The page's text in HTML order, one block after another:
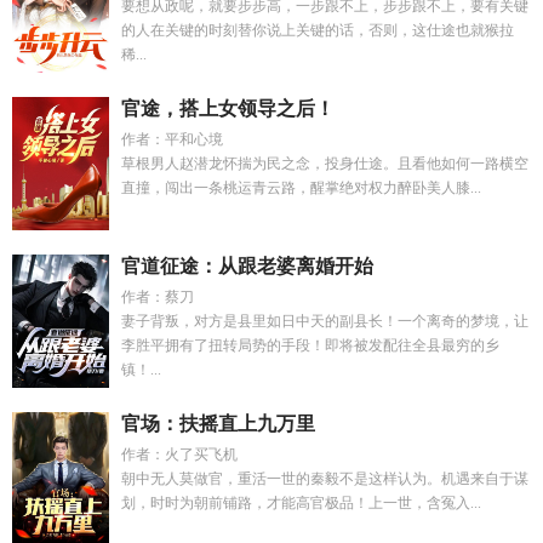
要想从政呢，就要步步高，一步跟不上，步步跟不上，要有关键
的人在关键的时刻替你说上关键的话，否则，这仕途也就猴拉
稀...
官途，搭上女领导之后！
作者：平和心境
草根男人赵潜龙怀揣为民之念，投身仕途。且看他如何一路横空
直撞，闯出一条桃运青云路，醒掌绝对权力醉卧美人膝...
官道征途：从跟老婆离婚开始
作者：蔡刀
妻子背叛，对方是县里如日中天的副县长！一个离奇的梦境，让
李胜平拥有了扭转局势的手段！即将被发配往全县最穷的乡
镇！...
官场：扶摇直上九万里
作者：火了买飞机
朝中无人莫做官，重活一世的秦毅不是这样认为。机遇来自于谋
划，时时为朝前铺路，才能高官极品！上一世，含冤入...